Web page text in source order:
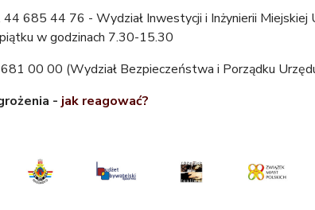
685 44 76 - Wydział Inwestycji i Inżynierii Miejskiej
w godzinach 7.30-15.30
00 00 (Wydział Bezpieczeństwa i Porządku
- jak reagować?